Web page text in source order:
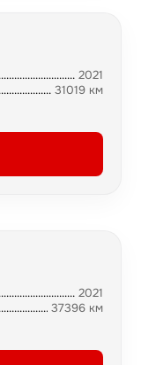
2021
31019 км
2021
37396 км